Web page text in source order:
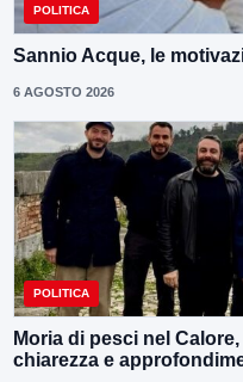
POLITICA
Sannio Acque, le
6 AGOSTO 2026
POLITICA
Moria di pesci nel
chiarezza e